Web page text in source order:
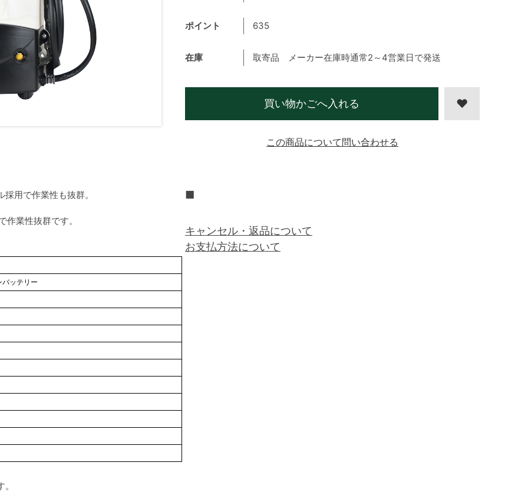
用で作業性も抜群。
業性抜群です。
ッテリー
ポイント 635
在庫 取寄品 メーカー在庫時通常2～4営業日で発送
買い物かごへ入れる
■
キャンセル・返品について
お支払方法について
この商品について問い合わせる